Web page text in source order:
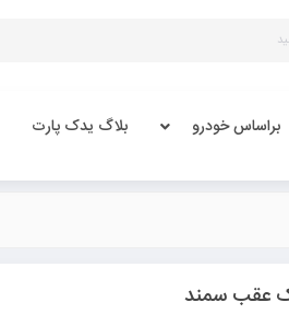
براساس خودرو بلاگ یدک پارت
عقب سمند